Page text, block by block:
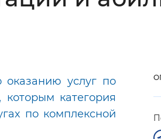
оказанию услуг по
категория
по комплексной